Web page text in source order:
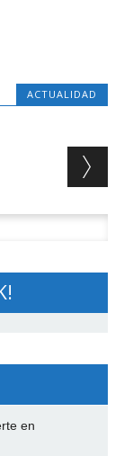
ACTUALIDAD
en